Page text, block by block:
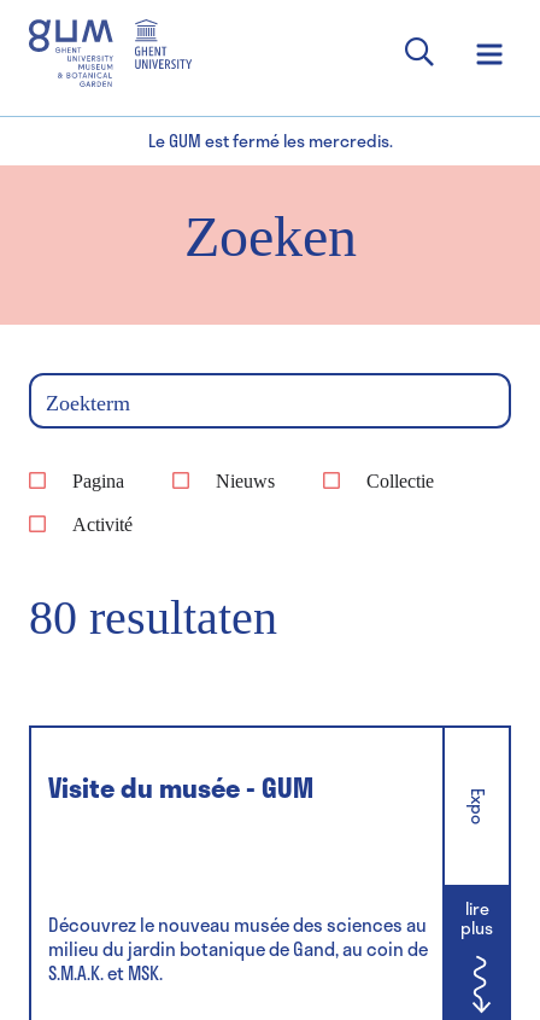
Le GUM est fermé les mercredis.
Zoeken
Zoekterm
Pagina Nieuws Collectie
Activité
80 resultaten
Visite du musée - GUM
Découvrez le nouveau musée des sciences au
milieu du jardin botanique de Gand, au coin de
S.M.A.K. et MSK.
Expo
lire
plus